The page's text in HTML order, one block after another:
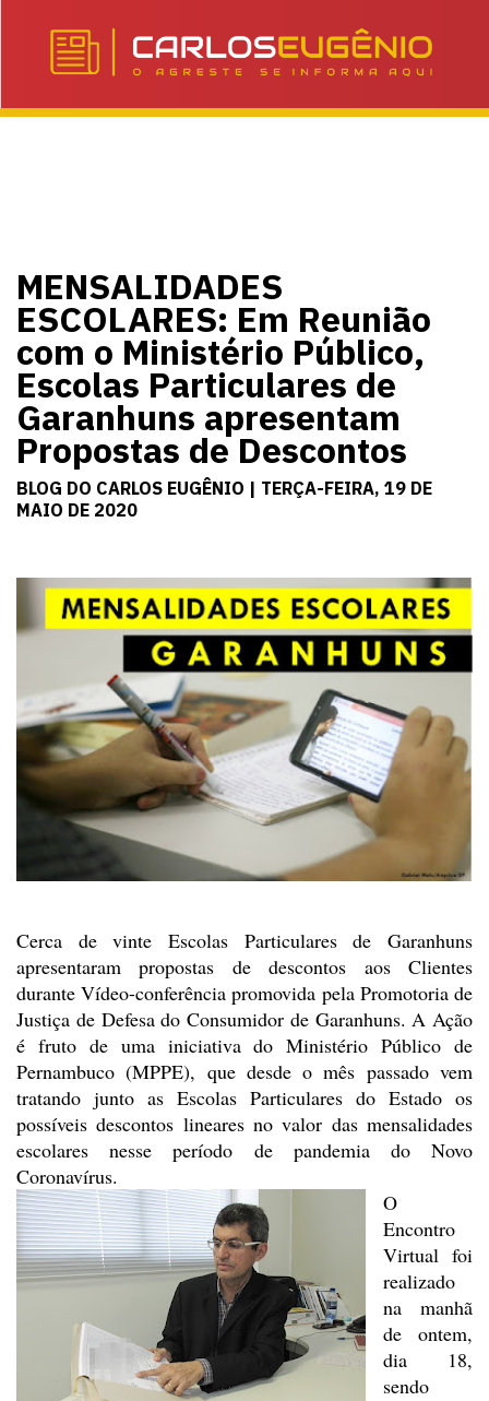
MENSALIDADES
ESCOLARES: Em Reunião
com o Ministério Público,
Escolas Particulares de
Garanhuns apresentam
Propostas de Descontos
BLOG DO CARLOS EUGÊNIO | TERÇA-FEIRA, 19 DE
MAIO DE 2020
Cerca de vinte Escolas Particulares de Garanhuns
apresentarampropostas de descontos aos Clientes
durante Vídeo-conferência promovida pela Promotoria de
Justiça de Defesa do Consumidor de Garanhuns. A Ação
é fruto de uma iniciativa do Ministério Público de
Pernambuco (MPPE), que desdeo mês passado vem
tratando junto as Escolas Particulares do Estado os
possíveis descontos lineares no valor das mensalidades
escolares nesse período de pandemia do Novo
Coronavírus.
O
Encontro
Virtual foi
realizado
na manhã
de ontem,
dia 18,
sendo